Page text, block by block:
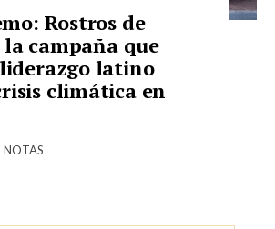
Rostros de
campaña que
latino
climática en
NOTAS